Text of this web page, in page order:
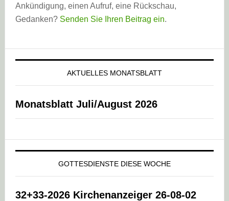
Ankündigung, einen Aufruf, eine Rückschau,
Gedanken? Senden Sie Ihren Beitrag ein.
AKTUELLES MONATSBLATT
Monatsblatt Juli/August 2026
GOTTESDIENSTE DIESE WOCHE
32+33-2026 Kirchenanzeiger 26-08-02